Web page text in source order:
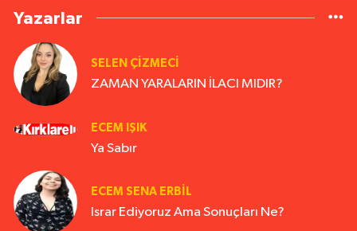
Yazarlar
SELEN ÇİZMECİ
ZAMAN YARALARIN İLACI MIDIR?
ECEM IŞIK
Ya Sabır
ECEM SENA ERBIL
Israr Ediyoruz Ama Sonuçları Ne?